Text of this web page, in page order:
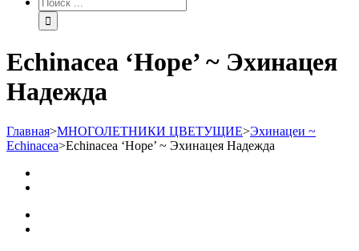
Echinacea ‘Hope’ ~ Эхинацея
Надежда
Главная>МНОГОЛЕТНИКИ ЦВЕТУЩИЕ>Эхинацеи ~
Echinacea>Echinacea ‘Hope’ ~ Эхинацея Надежда